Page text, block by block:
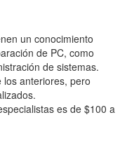
un conocimiento
de PC, como
de sistemas.
los anteriores, pero
es de $100 a